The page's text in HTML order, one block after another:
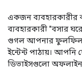
একজন ব্যবহারকারীর
ব্যবহারকারী "বসার
গুগল আপনার
ইন্টেন্ট পাঠায়। আপনি
ডিভাইসগুলো অফলাইন